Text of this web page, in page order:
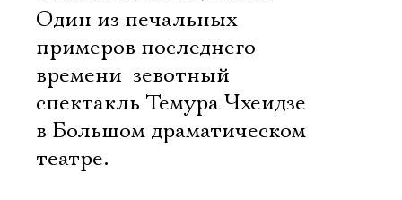
Один из печальных
примеров последнего
времени  зевотный
спектакль Темура Чхеидзе
в Большом драматическом
театре.